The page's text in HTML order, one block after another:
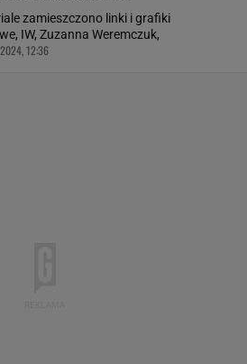
zamieszczono linki i grafiki
IW, Zuzanna Weremczuk,
2024, 12:36